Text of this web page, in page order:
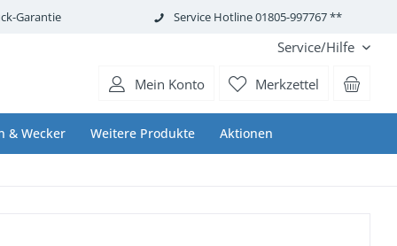
Garantie Service Hotline 01805-997767 **
Service/Hilfe
Merkzettel
Mein Konto
& Wecker Weitere Produkte Aktionen